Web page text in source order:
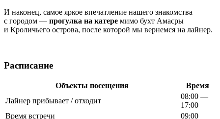
И наконец, самое яркое впечатление нашего знакомства
с городом — прогулка на катере мимо бухт Амасры
и Кроличьего острова, после которой мы вернемся на лайнер.
Расписание
Объекты посещения
Время
Лайнер прибывает / отходит
08:00 —
17:00
Время встречи
09:00